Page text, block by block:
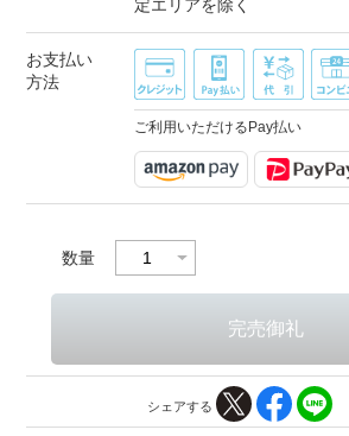
定エリアを除く
お支払い
方法
ご利用いただけるPay払い
数量
シェアする